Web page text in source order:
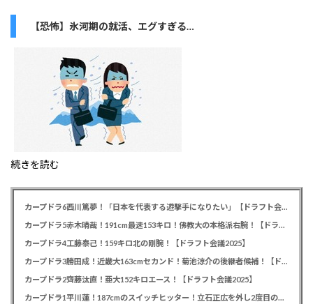
【恐怖】氷河期の就活、エグすぎる…
続きを読む
カープドラ6西川篤夢！「日本を代表する遊撃手になりたい」【ドラフト会議2025】
カープドラ5赤木晴哉！191cm最速153キロ！佛教大の本格派右腕！【ドラフト会議2025】
カープドラ4工藤泰己！159キロ北の剛腕！【ドラフト会議2025】
カープドラ3勝田成！近畿大163cmセカンド！菊池涼介の後継者候補！【ドラフト会議2025】
カープドラ2齊藤汰直！亜大152キロエース！【ドラフト会議2025】
カープドラ1平川蓮！187cmのスイッチヒッター！立石正広を外し2度目の重複も新井監督がクジを引き当てる！【ドラフト会議2025】